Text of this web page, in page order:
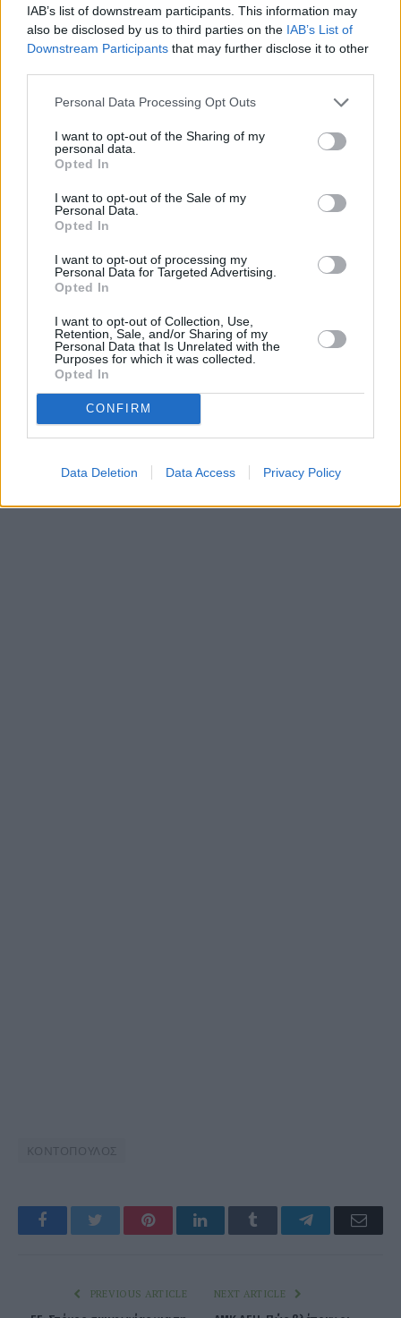
IAB’s list of downstream participants. This information may
also be disclosed by us to third parties on the IAB’s List of
Downstream Participants that may further disclose it to other
Personal Data Processing Opt Outs
I want to opt-out of the Sharing of my
personal data.
Opted In
I want to opt-out of the Sale of my
Personal Data.
Opted In
I want to opt-out of processing my
Personal Data for Targeted Advertising.
Opted In
I want to opt-out of Collection, Use,
Retention, Sale, and/or Sharing of my
Personal Data that Is Unrelated with the
Purposes for which it was collected.
Opted In
CONFIRM
Data Deletion Data Access Privacy Policy
ΚΟΝΤΟΠΟΥΛΟΣ
Facebook Twitter PinterestLinkedIn Tumblr Telegram
PREVIOUS ARTICLE NEXT ARTICLE